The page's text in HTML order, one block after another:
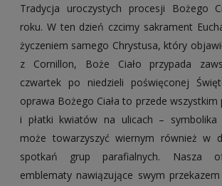
Tradycja uroczystych procesji Bożego
roku. W ten dzień czcimy sakrament
życzeniem samego Chrystusa, który
z Cornillon, Boże Ciało przypada
czwartek po niedzieli poświęconej
oprawa Bożego Ciała to przede wszystkim
i płatki kwiatów na ulicach – symbolika
może towarzyszyć wiernym również w
spotkań grup parafialnych. Nasza
emblematy nawiązujące swym